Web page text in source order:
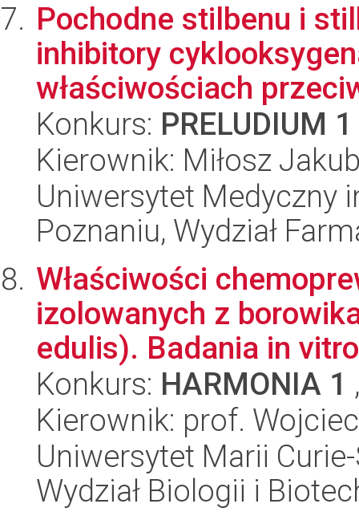
Pochodne stilbenu i
inhibitory
właściwościach
Konkurs: PRELUDIUM 1
Kierownik: Miłosz
Uniwersytet Medyczny
Poznaniu, Wydział
Właściwości
izolowanych z
edulis). Badania in
Konkurs: HARMONIA 1
Kierownik: prof.
Uniwersytet Marii
Wydział Biologii i